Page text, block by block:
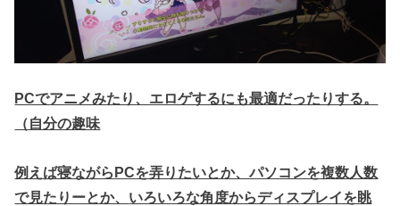
PCでアニメみたり、エロゲするにも最適だったりする。
（自分の趣味
例えば寝ながらPCを弄りたいとか、パソコンを複数人数
で見たりーとか、 いろいろな角度からディスプレイを眺